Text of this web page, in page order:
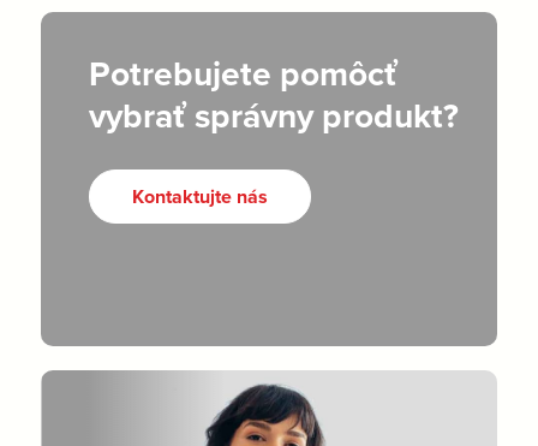
Potrebujete pomôcť
vybrať správny produkt?
Kontaktujte nás